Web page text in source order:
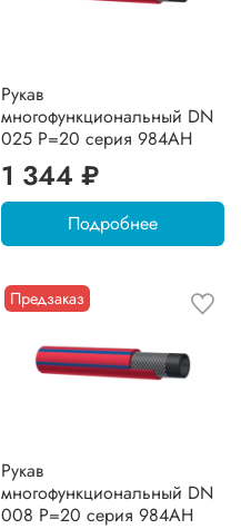
Рукав
многофункциональный DN
025 P=20 серия 984AH
1 344 ₽
Подробнее
Предзаказ
Рукав
многофункциональный DN
008 P=20 серия 984AH